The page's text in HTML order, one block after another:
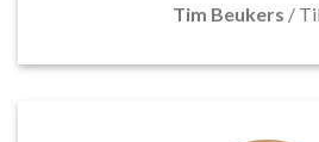
Tim Beukers /